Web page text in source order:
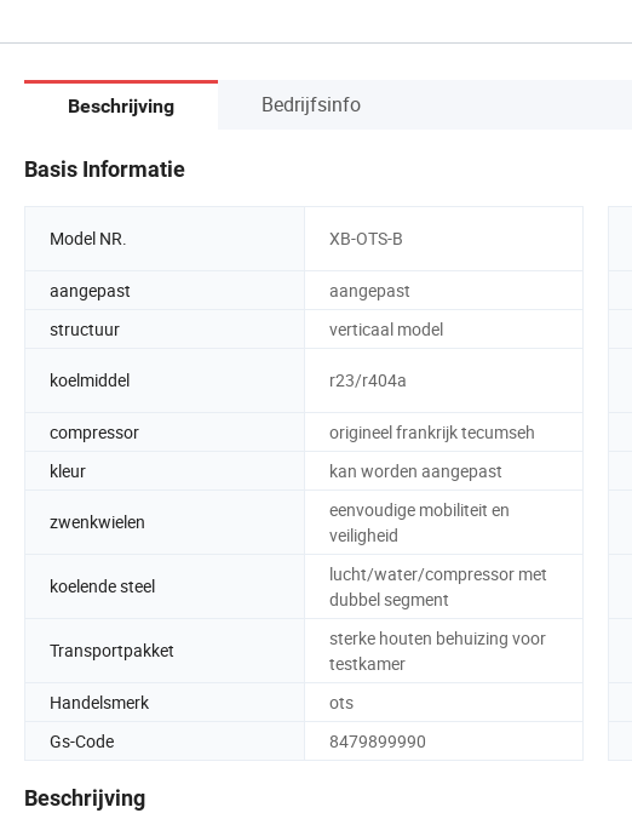
Beschrijving Bedrijfsinfo
Basis Informatie
Model NR. XB-OTS-B
aangepast
aangepast
structuur
verticaal model
koelmiddel r23/r404a
compressor
origineel frankrijk tecumseh
kleur
kan worden aangepast
zwenkwielen
eenvoudige mobiliteit en
veiligheid
koelende steel
lucht/water/compressor met
dubbel segment
Transportpakket
sterke houten behuizing voor
testkamer
Handelsmerk ots
Gs-Code
8479899990
Beschrijving